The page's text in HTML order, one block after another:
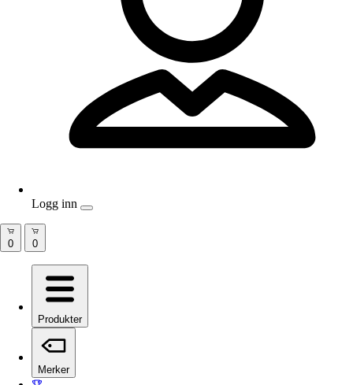
Produkter
Merker